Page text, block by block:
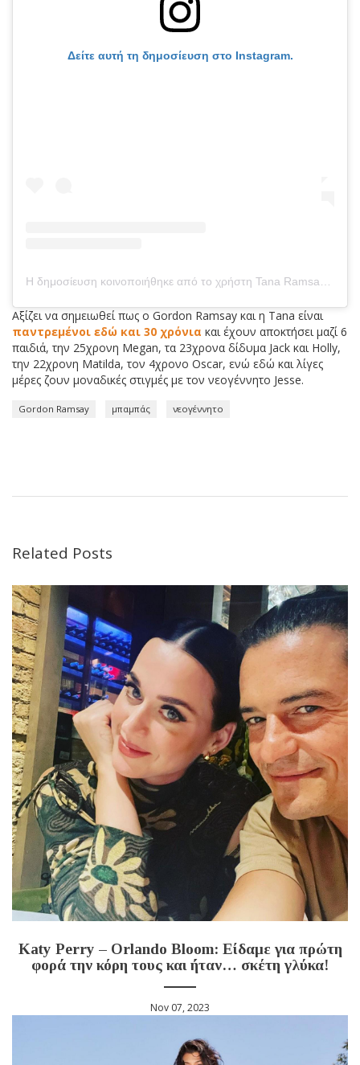
Δείτε αυτή τη δημοσίευση στο Instagram.
Η δημοσίευση κοινοποιήθηκε από το χρήστη Tana Ramsay (@tanaramsay)
Αξίζει να σημειωθεί πως ο Gordon Ramsay και η Tana είναι
παντρεμένοι εδώ και 30 χρόνια και έχουν αποκτήσει μαζί 6
παιδιά, την 25χρονη Megan, τα 23χρονα δίδυμα Jack και Holly,
την 22χρονη Matilda, τον 4χρονο Oscar, ενώ εδώ και λίγες
μέρες ζουν μοναδικές στιγμές με τον νεογέννητο Jesse.
Gordon Ramsay μπαμπάς νεογέννητο
Related Posts
Katy Perry – Orlando Bloom: Είδαμε για πρώτη
φορά την κόρη τους και ήταν… σκέτη γλύκα!
Nov 07, 2023